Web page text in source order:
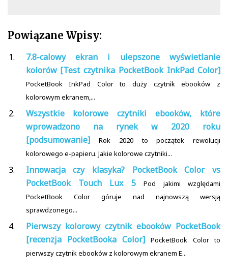
Powiązane Wpisy:
7.8-calowy ekran i ulepszone wyświetlanie
kolorów [Test czytnika PocketBook InkPad Color]
PocketBook InkPad Color to duży czytnik ebooków z
kolorowym ekranem,...
Wszystkie kolorowe czytniki ebooków, które
wprowadzono na rynek w 2020 roku
[podsumowanie]
Rok 2020 to początek rewolucji
kolorowego e-papieru. Jakie kolorowe czytniki...
Innowacja czy klasyka? PocketBook Color vs
PocketBook Touch Lux 5
Pod jakimi względami
PocketBook Color góruje nad najnowszą wersją
sprawdzonego...
Pierwszy kolorowy czytnik ebooków PocketBook
[recenzja PocketBooka Color]
PocketBook Color to
pierwszy czytnik ebooków z kolorowym ekranem E...